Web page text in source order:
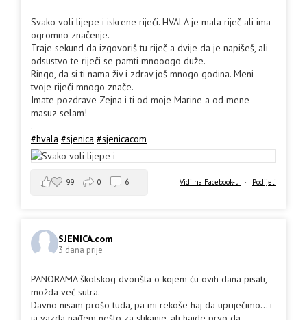
Svako voli lijepe i iskrene riječi. HVALA je mala riječ ali ima
ogromno značenje.
Traje sekund da izgovoriš tu riječ a dvije da je napišeš, ali
odsustvo te riječi se pamti mnooogo duže.
Ringo, da si ti nama živ i zdrav još mnogo godina. Meni
tvoje riječi mnogo znače.
Imate pozdrave Zejna i ti od moje Marine a od mene
masuz selam!
.
#hvala #sjenica #sjenicacom
Vidi na Facebook-u · Podijeli
99 0 6
SJENICA.com
3 dana prije
PANORAMA školskog dvorišta o kojem ću ovih dana pisati,
možda već sutra.
Davno nisam prošo tuda, pa mi rekoše haj da upriječimo... i